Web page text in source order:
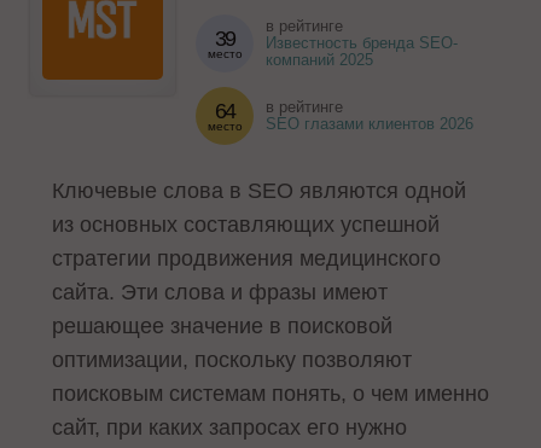
39
место
в рейтинге
Известность бренда SEO-
компаний 2025
64
место
в рейтинге
SEO глазами клиентов 2026
Ключевые слова в SEO являются одной
из основных составляющих успешной
стратегии продвижения медицинского
сайта. Эти слова и фразы имеют
решающее значение в поисковой
оптимизации, поскольку позволяют
поисковым системам понять, о чем именно
сайт, при каких запросах его нужно